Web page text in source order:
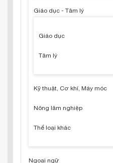
Giáo dục - Tâm lý
Giáo dục
Tâm lý
Kỹ thuật, Cơ khí, Máy móc
Nông lâm nghiệp
Thể loại khác
Ngoại ngữ